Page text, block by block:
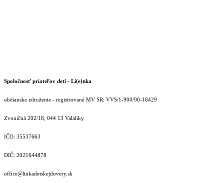
Spoločnosť priateľov detí - Li(e)nka
občianske združenie - registrované MV SR: VVS/1-900/90-18429
Zvoničná 202/18, 044 13 Valaliky
IČO: 35537663
DIČ: 2021644878
office@linkadetskejdovery.sk